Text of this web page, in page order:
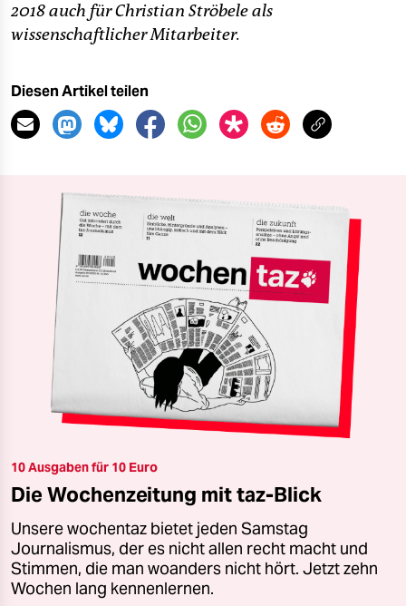
2018 auch für Christian Ströbele als
wissenschaftlicher Mitarbeiter.
Diesen Artikel teilen
10 Ausgaben für 10 Euro
Die Wochenzeitung mit taz-Blick
Unsere wochentaz bietet jeden Samstag
Journalismus, der es nicht allen recht macht und
Stimmen, die man woanders nicht hört. Jetzt zehn
Wochen lang kennenlernen.